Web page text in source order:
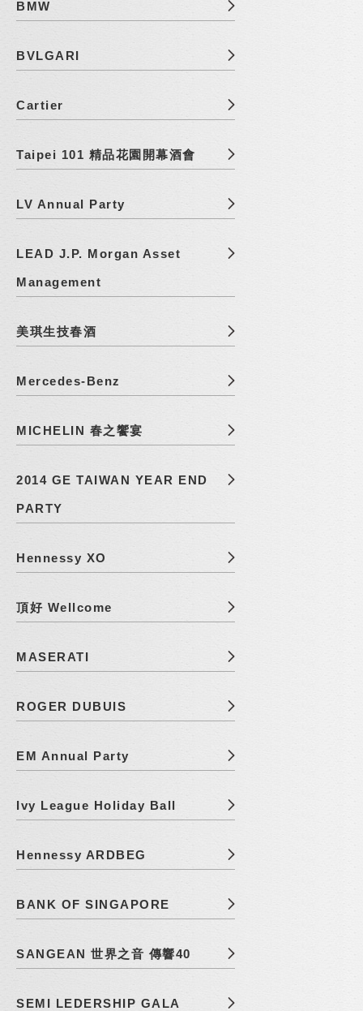
BMW
BVLGARI
Cartier
Taipei 101 精品花園開幕酒會
LV Annual Party
LEAD J.P. Morgan Asset
Management
美琪生技春酒
Mercedes-Benz
MICHELIN 春之饗宴
2014 GE TAIWAN YEAR END
PARTY
Hennessy XO
頂好 Wellcome
MASERATI
ROGER DUBUIS
EM Annual Party
Ivy League Holiday Ball
Hennessy ARDBEG
BANK OF SINGAPORE
SANGEAN 世界之音 傳響40
SEMI LEDERSHIP GALA